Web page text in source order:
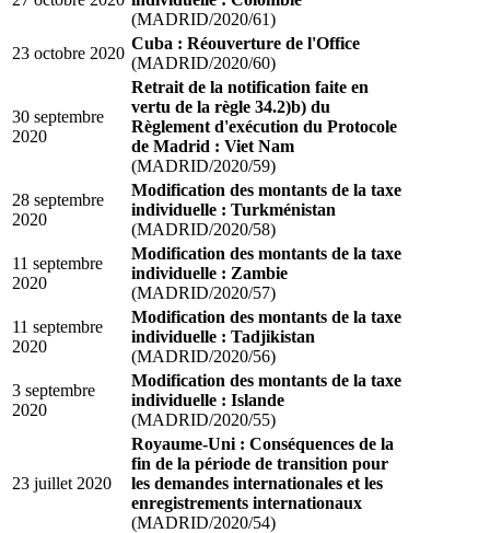
(MADRID/2020/61)
23 octobre 2020
Cuba : Réouverture de l'Office
(MADRID/2020/60)
30 septembre
2020
Retrait de la notification faite en
vertu de la règle 34.2)b) du
Règlement d'exécution du Protocole
de Madrid : Viet Nam
(MADRID/2020/59)
28 septembre
2020
Modification des montants de la taxe
individuelle : Turkménistan
(MADRID/2020/58)
11 septembre
2020
Modification des montants de la taxe
individuelle : Zambie
(MADRID/2020/57)
11 septembre
2020
Modification des montants de la taxe
individuelle : Tadjikistan
(MADRID/2020/56)
3 septembre
2020
Modification des montants de la taxe
individuelle : Islande
(MADRID/2020/55)
23 juillet 2020
Royaume-Uni : Conséquences de la
fin de la période de transition pour
les demandes internationales et les
enregistrements internationaux
(MADRID/2020/54)